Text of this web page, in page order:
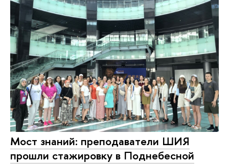
Мост знаний: преподаватели ШИЯ
прошли стажировку в Поднебесной